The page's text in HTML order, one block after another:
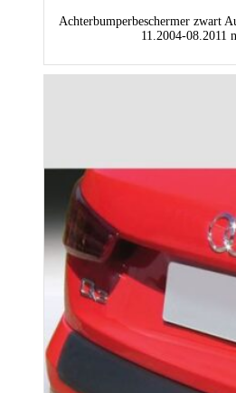
Achterbumperbeschermer zwart
11.2004-08.2011